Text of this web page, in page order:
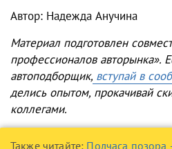
Автор: Надежда Анучина
Материал подготовлен
профессионалов авторынка».
автоподборщик, вступай в
делись опытом, прокачивай
коллегами.
Также читайте: Полчаса позора